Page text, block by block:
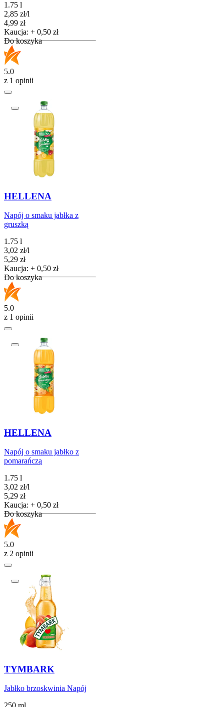
1.75 l
2,85 zł/l
Cena
4,99 zł
Kaucja: + 0,50 zł
Do koszyka
5.0
z 1 opinii
HELLENA
Napój o smaku jabłka z
gruszką
1.75 l
3,02 zł/l
Cena
5,29 zł
Kaucja: + 0,50 zł
Do koszyka
5.0
z 1 opinii
HELLENA
Napój o smaku jabłko z
pomarańczą
1.75 l
3,02 zł/l
Cena
5,29 zł
Kaucja: + 0,50 zł
Do koszyka
5.0
z 2 opinii
TYMBARK
Jabłko brzoskwinia Napój